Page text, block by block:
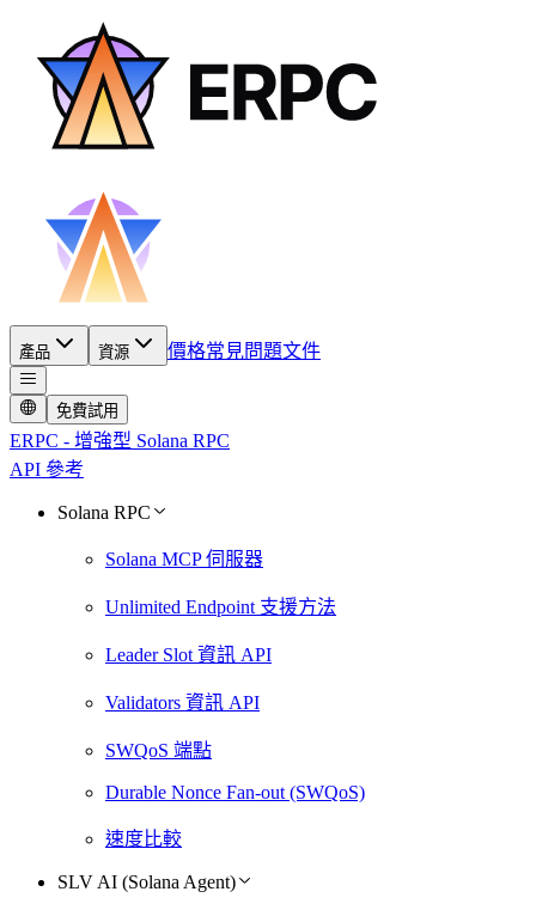
產品 資源 價格常見問題文件
免費試用
ERPC - 增強型 Solana RPC
API 參考
Solana RPC
Solana MCP 伺服器
Unlimited Endpoint 支援方法
Leader Slot 資訊 API
Validators 資訊 API
SWQoS 端點
Durable Nonce Fan-out (SWQoS)
速度比較
SLV AI (Solana Agent)